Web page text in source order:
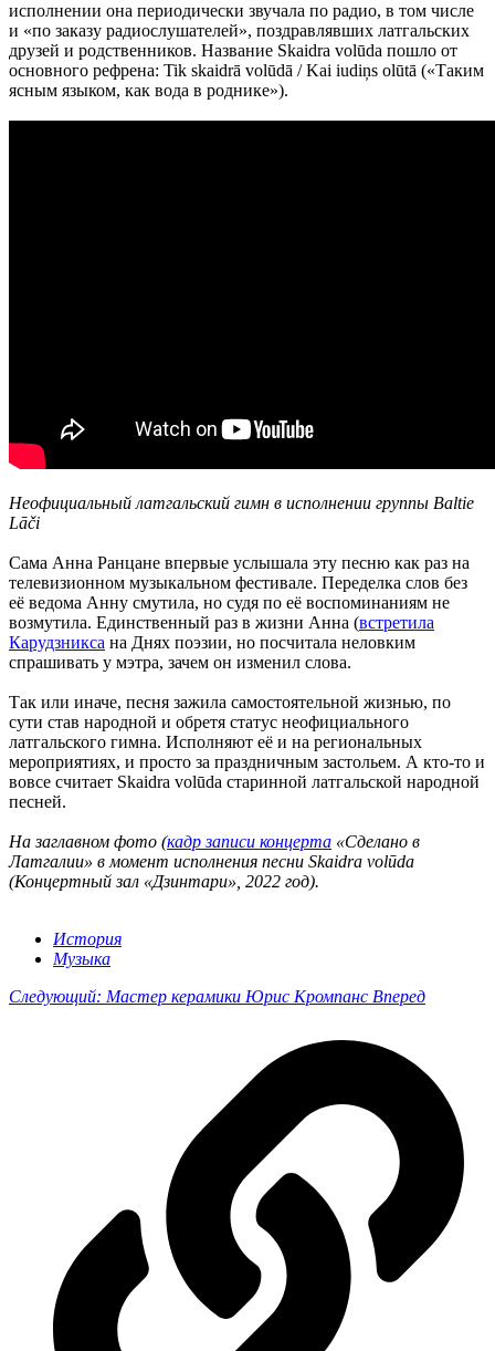
исполнении она периодически звучала по радио, в том числе
и «по заказу радиослушателей», поздравлявших латгальских
друзей и родственников. Название Skaidra volūda пошло от
основного рефрена: Tik skaidrā volūdā / Kai iudiņs olūtā («Таким
ясным языком, как вода в роднике»).
Неофициальный латгальский гимн в исполнении группы Baltie
Lāči
Сама Анна Ранцане впервые услышала эту песню как раз на
телевизионном музыкальном фестивале. Переделка слов без
её ведома Анну смутила, но судя по её воспоминаниям не
возмутила. Единственный раз в жизни Анна (встретила
Карудзникса на Днях поэзии, но посчитала неловким
спрашивать у мэтра, зачем он изменил слова.
Так или иначе, песня зажила самостоятельной жизнью, по
сути став народной и обретя статус неофициального
латгальского гимна. Исполняют её и на региональных
мероприятиях, и просто за праздничным застольем. А кто-то и
вовсе считает Skaidra volūda старинной латгальской народной
песней.
На заглавном фото (кадр записи концерта «Сделано в
Латгалии» в момент исполнения песни Skaidra volūda
(Концертный зал «Дзинтари», 2022 год).
История
Музыка
Следующий: Мастер керамики Юрис Кромпанс Вперед